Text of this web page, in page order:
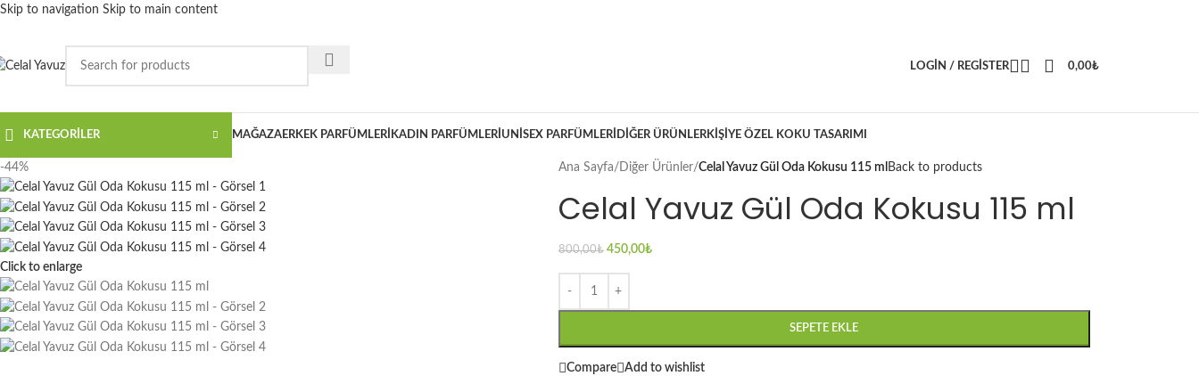
Skip to navigation Skip to main content
LOGIN / REGISTER 0,00₺
KATEGORİLER MAĞAZAERKEK PARFÜMLERI KADIN PARFÜMLERI UNISEX PARFÜMLERI DIĞER ÜRÜNLERKIŞIYE ÖZEL KOKU TASARIMI
-44%
Click to enlarge
Ana Sayfa/ Diğer Ürünler/Celal Yavuz Gül Oda Kokusu 115 ml Back to products
Celal Yavuz Gül Oda Kokusu 115 ml
800,00₺ 450,00₺
SEPETE EKLE
Compare Add to wishlist